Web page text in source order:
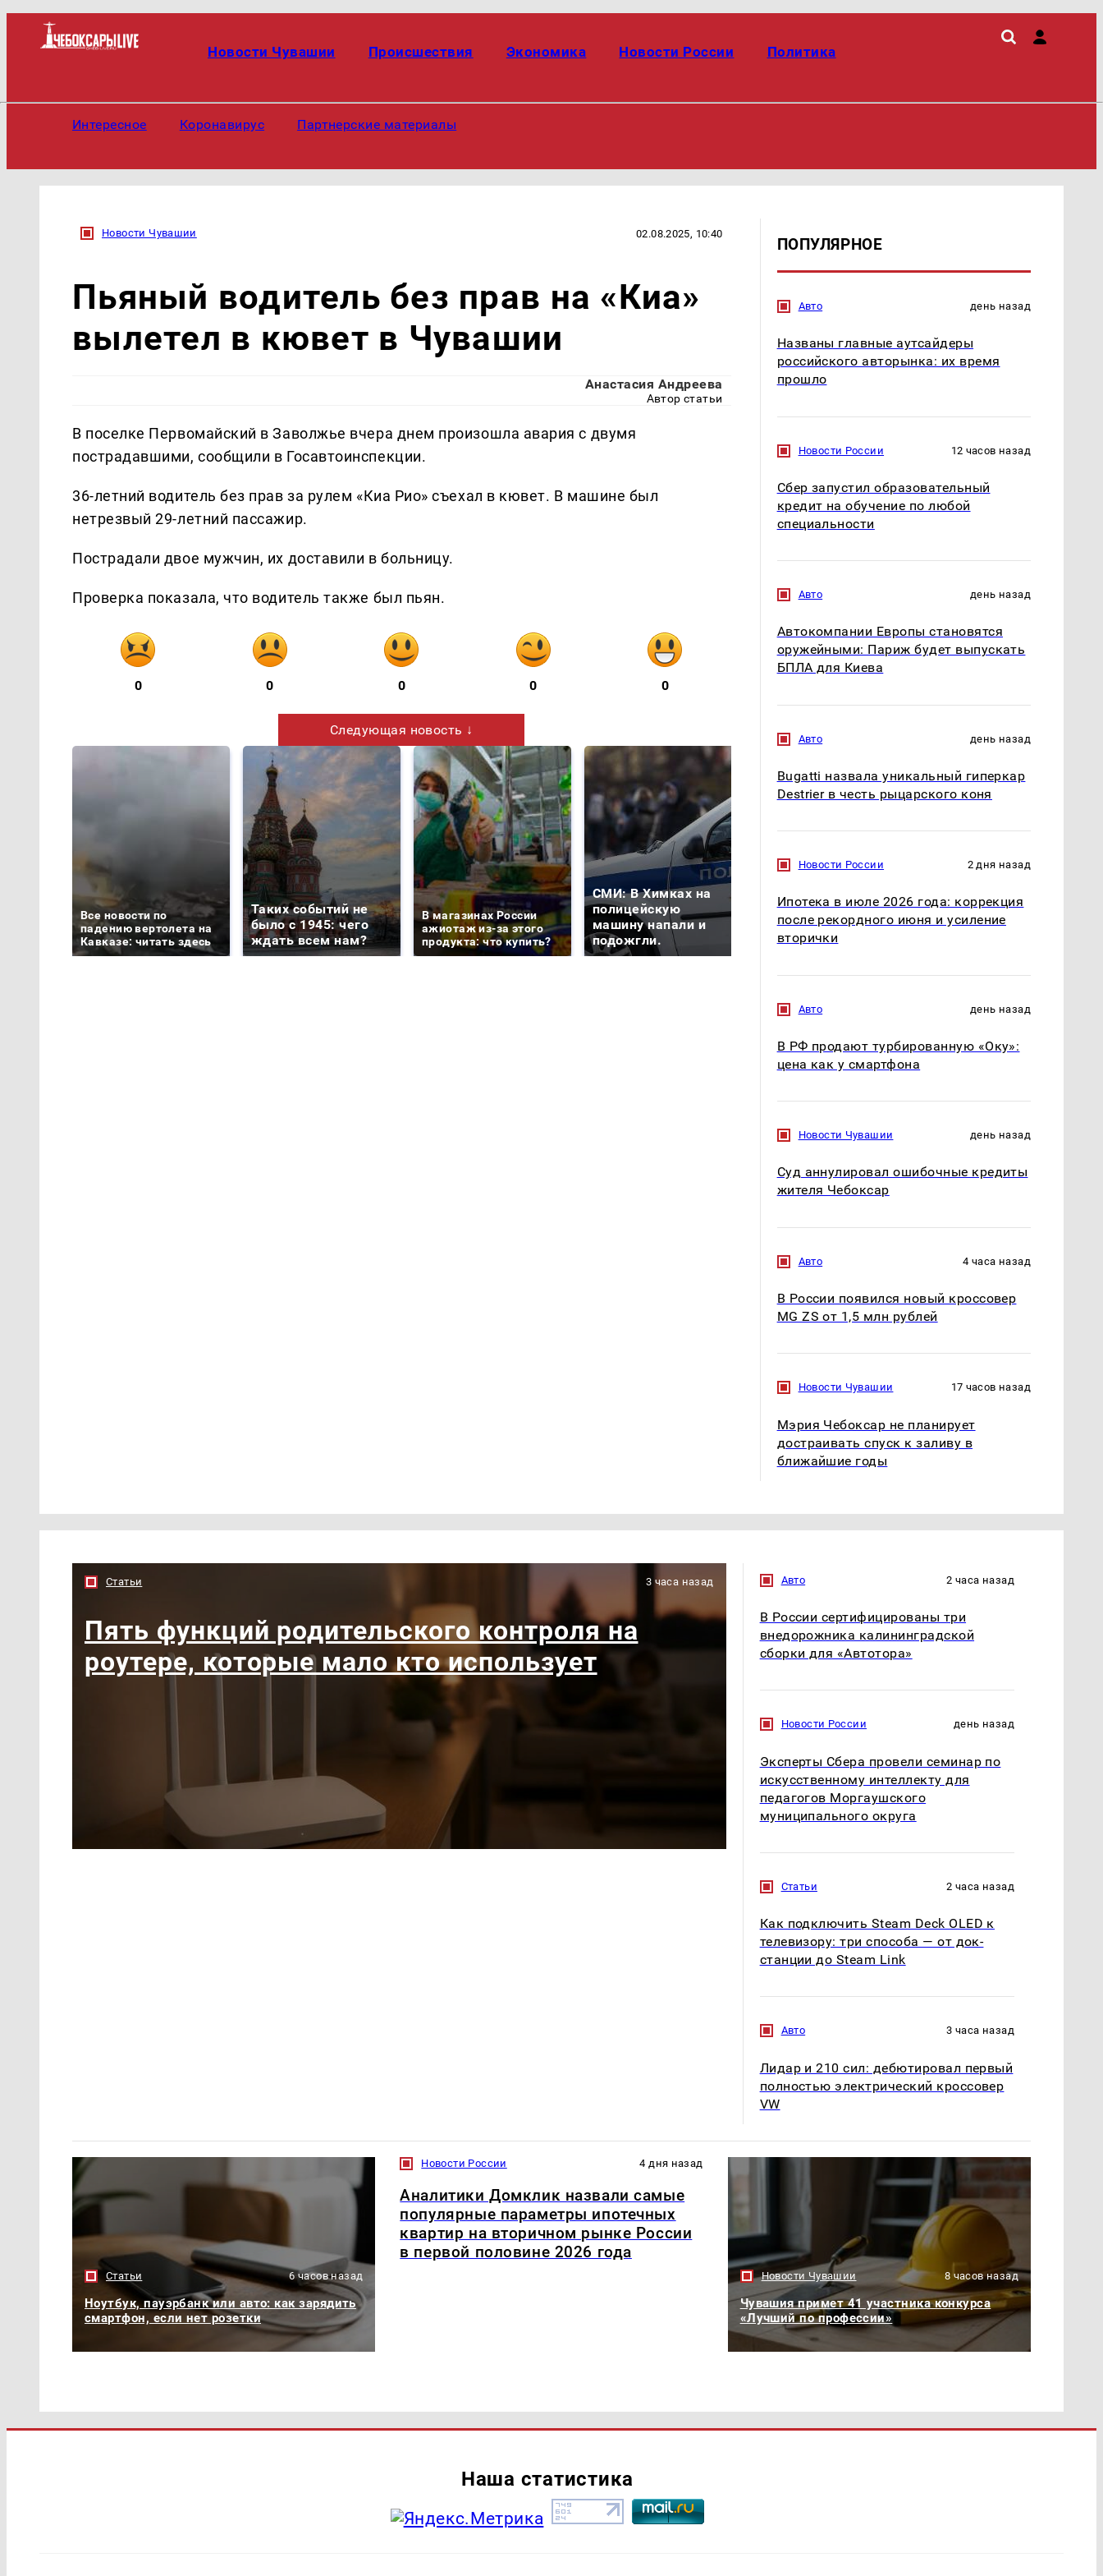
Новости Чувашии Происшествия Экономика Новости России Политика
Интересное Коронавирус Партнерские материалы
Новости Чувашии 02.08.2025, 10:40
Пьяный водитель без прав на «Киа»
вылетел в кювет в Чувашии
Анастасия Андреева
Автор статьи
В поселке Первомайский в Заволжье вчера днем произошла авария с двумя
пострадавшими, сообщили в Госавтоинспекции.
36-летний водитель без прав за рулем «Киа Рио» съехал в кювет. В машине был
нетрезвый 29-летний пассажир.
Пострадали двое мужчин, их доставили в больницу.
Проверка показала, что водитель также был пьян.
0 0 0 0 0
Следующая новость ↓
Все новости по
падению вертолета на
Кавказе: читать здесь
Таких событий не
было с 1945: чего
ждать всем нам?
В магазинах России
ажиотаж из-за этого
продукта: что купить?
СМИ: В Химках на
полицейскую
машину напали и
подожгли.
Где будет встреча
президентов США и
России: Европа?
Такую зиму в России
никто не ждал: как
ПОПУЛЯРНОЕ
Авто день назад
Названы главные аутсайдеры
российского авторынка: их время
прошло
Новости России 12 часов назад
Сбер запустил образовательный
кредит на обучение по любой
специальности
Авто день назад
Автокомпании Европы становятся
оружейными: Париж будет выпускать
БПЛА для Киева
Авто день назад
Bugatti назвала уникальный гиперкар
Destrier в честь рыцарского коня
Новости России 2 дня назад
Ипотека в июле 2026 года: коррекция
после рекордного июня и усиление
вторички
Авто день назад
В РФ продают турбированную «Оку»:
цена как у смартфона
Новости Чувашии день назад
Суд аннулировал ошибочные кредиты
жителя Чебоксар
Авто 4 часа назад
В России появился новый кроссовер
MG ZS от 1,5 млн рублей
Новости Чувашии 17 часов назад
Мэрия Чебоксар не планирует
достраивать спуск к заливу в
ближайшие годы
Статьи 3 часа назад
Пять функций родительского контроля на
роутере, которые мало кто использует
Авто 2 часа назад
В России сертифицированы три
внедорожника калининградской
сборки для «Автотора»
Новости России день назад
Эксперты Сбера провели семинар по
искусственному интеллекту для
педагогов Моргаушского
муниципального округа
Статьи 2 часа назад
Как подключить Steam Deck OLED к
телевизору: три способа — от док-
станции до Steam Link
Авто 3 часа назад
Лидар и 210 сил: дебютировал первый
полностью электрический кроссовер
VW
Статьи 6 часов назад
Ноутбук, пауэрбанк или авто: как зарядить
смартфон, если нет розетки
Новости России 4 дня назад
Аналитики Домклик назвали самые
популярные параметры ипотечных
квартир на вторичном рынке России
в первой половине 2026 года
Новости Чувашии 8 часов назад
Чувашия примет 41 участника конкурса
«Лучший по профессии»
Наша статистика